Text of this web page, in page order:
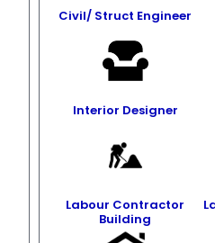
Civil/ Struct Engineer
Interior Designer
Labour Contractor
Building